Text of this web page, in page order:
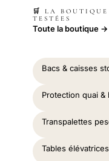
🛒 LA
TESTÉES
Toute la boutique →
Bacs & caisses
Protection quai &
Transpalettes
Tables élévatrices